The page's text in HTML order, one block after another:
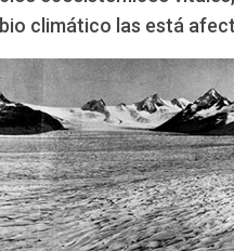
climático las está